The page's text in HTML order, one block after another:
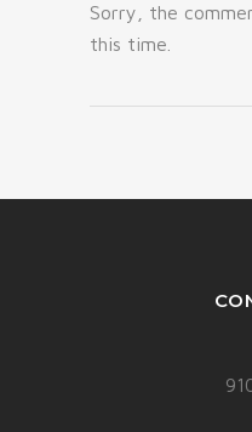
Sorry, the
this time.